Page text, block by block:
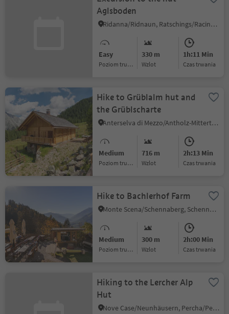
Aglsboden
Ridanna/Ridnaun, Ratschings/Racines, Sterzing/Vipiteno and environs
Easy
Poziom trudności
330 m
Wzlot
1h:11 Min
czas trwania
Hike to Grüblalm hut and
the Grüblscharte
Anterselva di Mezzo/Antholz-Mittertal, Rasen-Antholz/Rasun Anterselva, Dolomites Region Kronplatz/Plan de Corones
Medium
Poziom trudności
716 m
Wzlot
2h:13 Min
czas trwania
Hike to Bachlerhof Farm
Monte Scena/Schennaberg, Schenna/Scena, Meran/Merano and environs
Medium
Poziom trudności
300 m
Wzlot
2h:00 Min
czas trwania
Hiking to the Lercher Alp
Hut
Nove Case/Neunhäusern, Percha/Perca, Dolomites Region Kronplatz/Plan de Corones